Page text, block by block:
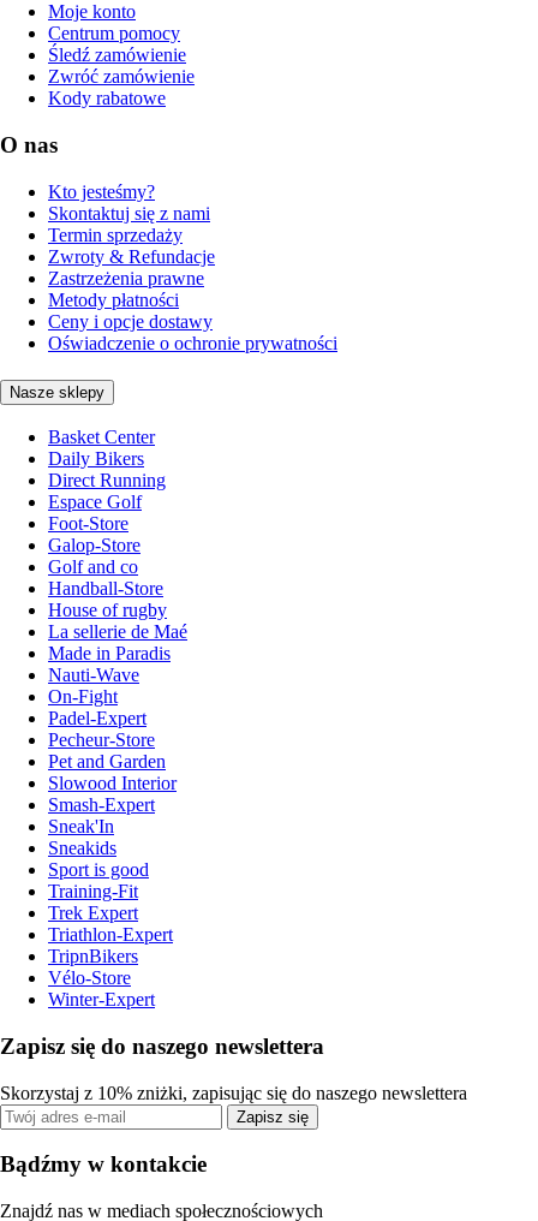
Moje konto
Centrum pomocy
Śledź zamówienie
Zwróć zamówienie
Kody rabatowe
O nas
Kto jesteśmy?
Skontaktuj się z nami
Termin sprzedaży
Zwroty & Refundacje
Zastrzeżenia prawne
Metody płatności
Ceny i opcje dostawy
Oświadczenie o ochronie prywatności
Nasze sklepy
Basket Center
Daily Bikers
Direct Running
Espace Golf
Foot-Store
Galop-Store
Golf and co
Handball-Store
House of rugby
La sellerie de Maé
Made in Paradis
Nauti-Wave
On-Fight
Padel-Expert
Pecheur-Store
Pet and Garden
Slowood Interior
Smash-Expert
Sneak'In
Sneakids
Sport is good
Training-Fit
Trek Expert
Triathlon-Expert
TripnBikers
Vélo-Store
Winter-Expert
Zapisz się do naszego newslettera
Skorzystaj z 10% zniżki, zapisując się do naszego newslettera
Zapisz się
Bądźmy w kontakcie
Znajdź nas w mediach społecznościowych